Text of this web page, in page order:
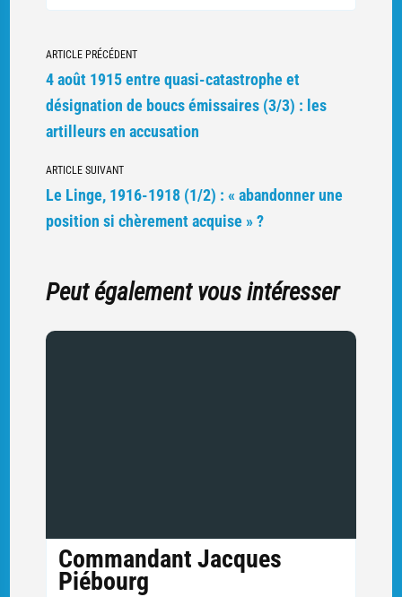
2026
Navigation
vers
d'autres
articles
ARTICLE PRÉCÉDENT
4 août 1915 entre quasi-catastrophe et
désignation de boucs émissaires (3/3) : les
artilleurs en accusation
ARTICLE SUIVANT
Le Linge, 1916-1918 (1/2) : « abandonner une
position si chèrement acquise » ?
Peut également vous intéresser
Commandant Jacques
Piébourg